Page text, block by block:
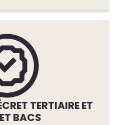
TERTIAIRE ET
BACS